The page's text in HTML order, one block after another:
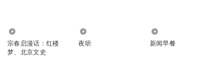
宗春启漫话：红楼
梦、北京文史
夜听 新闻早餐